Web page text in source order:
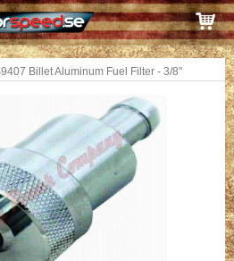
Billet Aluminum Fuel Filter - 3/8"